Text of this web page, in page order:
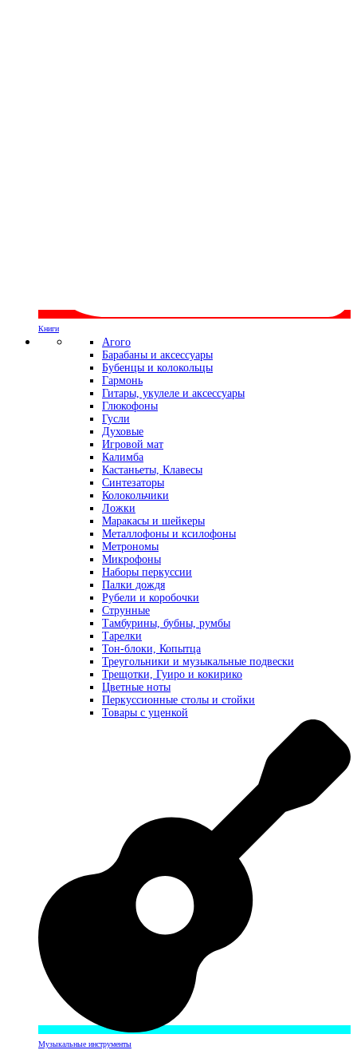
Книги
Агого
Барабаны и аксессуары
Бубенцы и колокольцы
Гармонь
Гитары, укулеле и аксессуары
Глюкофоны
Гусли
Духовые
Игровой мат
Калимба
Кастаньеты, Клавесы
Синтезаторы
Колокольчики
Ложки
Маракасы и шейкеры
Металлофоны и ксилофоны
Метрономы
Микрофоны
Наборы перкуссии
Палки дождя
Рубели и коробочки
Струнные
Тамбурины, бубны, румбы
Тарелки
Тон-блоки, Копытца
Треугольники и музыкальные подвески
Трещотки, Гуиро и кокирико
Цветные ноты
Перкуссионные столы и стойки
Товары с уценкой
Музыкальные инструменты